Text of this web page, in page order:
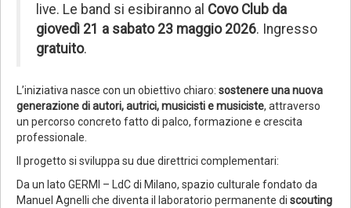
live. Le band si esibiranno al Covo Club da
giovedì 21 a sabato 23 maggio 2026. Ingresso
gratuito.
L’iniziativa nasce con un obiettivo chiaro: sostenere una nuova
generazione di autori, autrici, musicisti e musiciste, attraverso
un percorso concreto fatto di palco, formazione e crescita
professionale.
Il progetto si sviluppa su due direttrici complementari:
Da un lato GERMI – LdC di Milano, spazio culturale fondato da
Manuel Agnelli che diventa il laboratorio permanente di scouting